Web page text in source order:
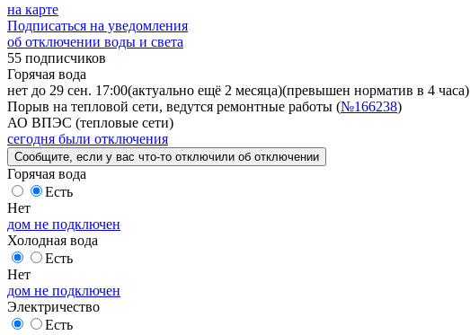
на карте
Подписаться на уведомления
об отключении воды и света
55 подписчиков
Горячая вода
нет до 29 сен. 17:00(актуально ещё 2 месяца)(превышен норматив в 4 часа)
Порыв на тепловой сети, ведутся ремонтные работы (№166238)
АО ВПЭС (тепловые сети)
сегодня были отключения
Сообщите , если у вас что-то отключили об отключении
Горячая вода
Есть
Нет
дом не подключен
Холодная вода
Есть
Нет
дом не подключен
Электричество
Есть